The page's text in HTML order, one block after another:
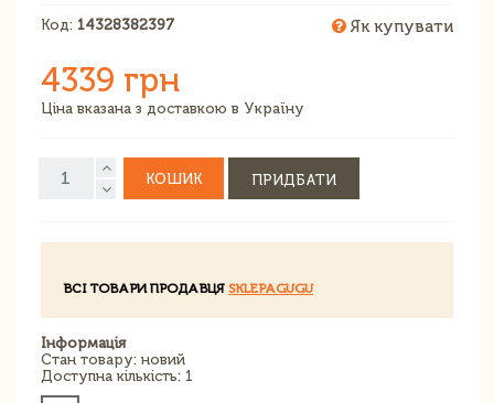
Код: 14328382397 Як купувати
4339 грн
Ціна вказана з доставкою в Україну
КОШИК ПРИДБАТИ
ВСІ ТОВАРИ ПРОДАВЦЯ SKLEPAGUGU
Інформація
Стан товару: новий
Доступна кількість: 1